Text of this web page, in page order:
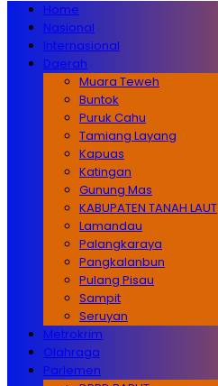
Home
Nasional
Internasional
Daerah
Muara Teweh
Buntok
Puruk Cahu
Tamiang Layang
Kapuas
Katingan
Gunung Mas
KABUPATEN TANAH LAUT
Lamandau
Palangkaraya
Pangkalanbun
Pulang Pisau
Sampit
Seruyan
Metrokrim
Olahraga
Parlemen